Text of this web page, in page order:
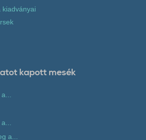
kiadványai
kapott mesék
a...